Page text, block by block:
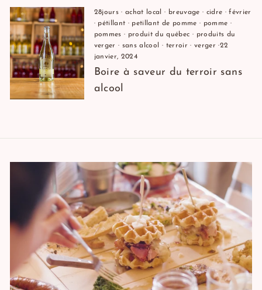
28jours ·achat local · breuvage · cidre ·février
· pétillant · petillant de pomme · pomme ·
pommes · produit du québec · produits du
verger · sans alcool · terroir · verger ·22
janvier, 2024
Boire à saveur du terroir sans
alcool